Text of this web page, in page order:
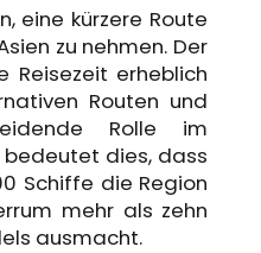
eine kürzere Route
zu nehmen. Der
Reisezeit erheblich
Routen und
Rolle im
bedeutet dies, dass
Schiffe die Region
mehr als zehn
ausmacht.